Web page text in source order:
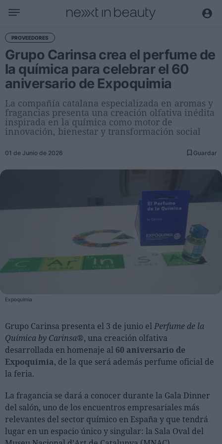
Negocio
Editorial
Actualidad
Economía y sector
Nombramientos
Entrevistas a directivos
Internacional
Moda y Lujo
Cosmética
Estética
Perfumería
Salud
Moda
Lujo
Eventos
Agenda de actividades
PROVEEDORES
Grupo Carinsa crea el perfume de
la química para celebrar el 60
aniversario de Expoquimia
La compañía catalana especializada en aromas y
fragancias presenta una creación olfativa inédita
inspirada en la química como motor de
innovación, bienestar y transformación social
01 de Junio de 2026 Guardar
Expoquimia
Grupo Carinsa presenta el 3 de junio elPerfume de la
Química by Carinsa®, una creación olfativa
desarrollada en homenaje al 60 aniversario de
Expoquimia, de la que será además perfume oficial de
la feria.
La fragancia se dará a conocer durante la Gala Dinner
del salón, uno de los encuentros empresariales más
relevantes del sector químico en España y que tendrá
lugar en un espacio único y singular: la Sala Oval del